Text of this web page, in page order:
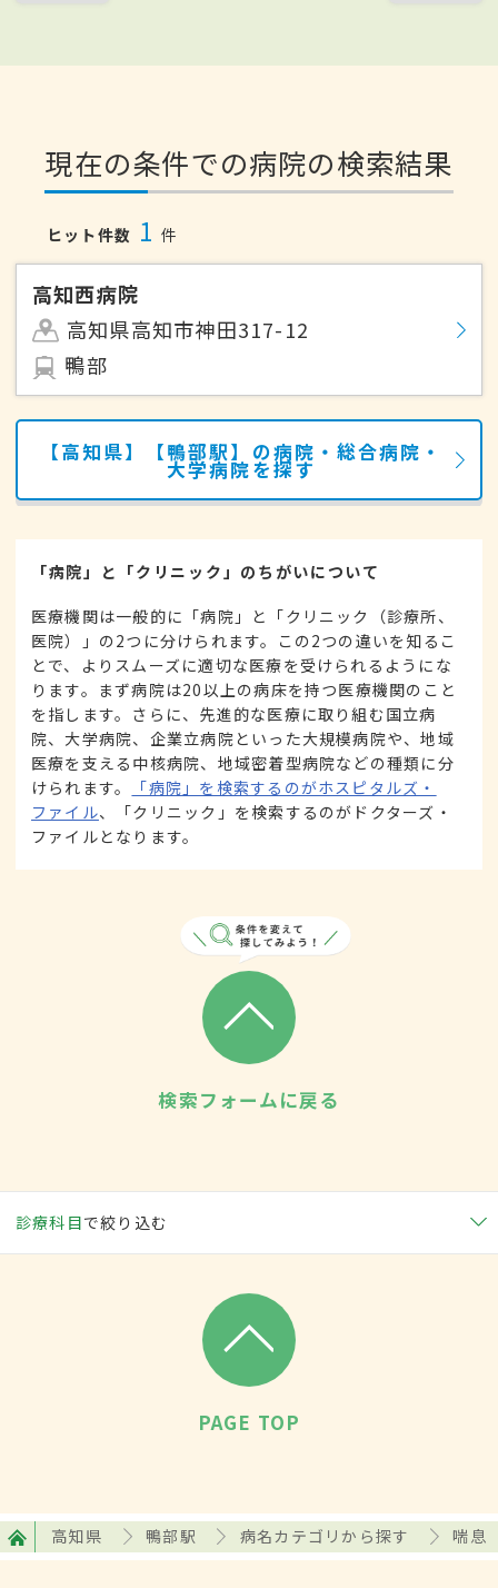
現在の条件での病院の検索結果
ヒット件数 1 件
高知西病院
高知県高知市神田317-12
鴨部
【高知県】【鴨部駅】の病院・総合病院・
大学病院を探す
「病院」と「クリニック」のちがいについて
医療機関は一般的に「病院」と「クリニック（診療所、
医院）」の2つに分けられます。この2つの違いを知るこ
とで、よりスムーズに適切な医療を受けられるようにな
ります。まず病院は20以上の病床を持つ医療機関のこと
を指します。さらに、先進的な医療に取り組む国立病
院、大学病院、企業立病院といった大規模病院や、地域
医療を支える中核病院、地域密着型病院などの種類に分
けられます。
「病院」を検索するのがホスピタルズ・
ファイル、「クリニック」を検索するのがドクターズ・
ファイルとなります。
検索フォームに戻る
診療科目で絞り込む
PAGE TOP
高知県 鴨部駅 病名カテゴリから探す 喘息